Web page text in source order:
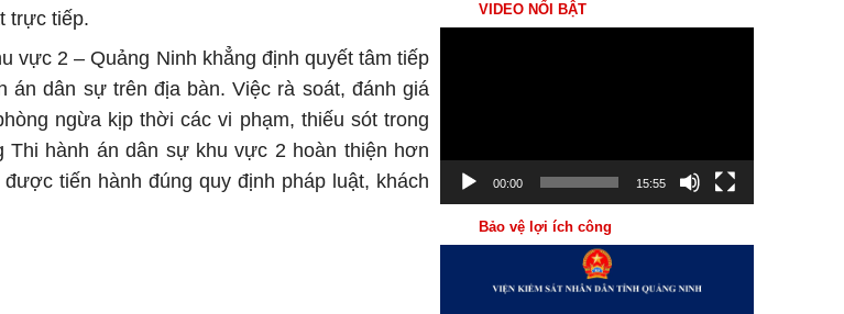
trực tiếp.
vực 2 – Quảng Ninh khẳng định quyết tâm tiếp
án dân sự trên địa bàn. Việc rà soát, đánh giá
ngừa kịp thời các vi phạm, thiếu sót trong
hành án dân sự khu vực 2 hoàn thiện hơn
tiến hành đúng quy định pháp luật, khách
VIDEO NỔI BẬT
00:00 15:55
Bảo vệ lợi ích công